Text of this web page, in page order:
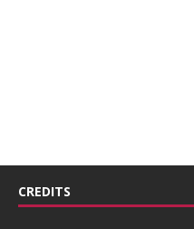
CREDITS